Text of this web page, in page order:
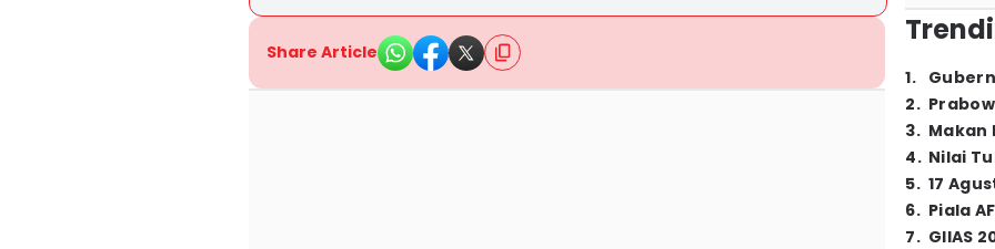
Share Article
1.
2.
3. Makan
4. Nilai
5. 17
6. Piala
7. GIIAS